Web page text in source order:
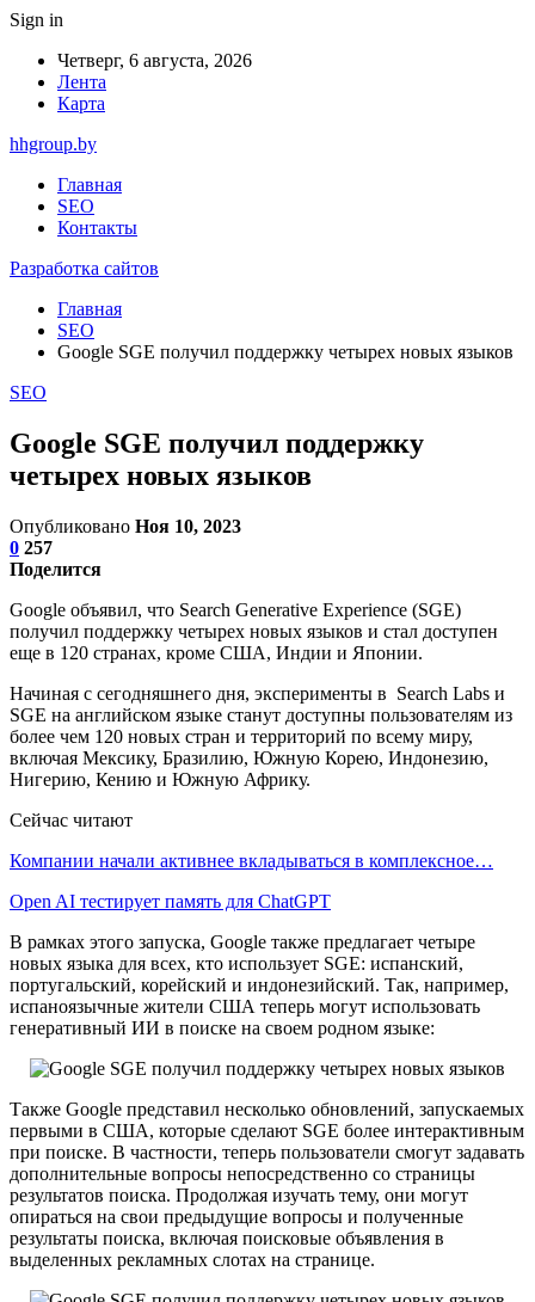
Sign in
Четверг, 6 августа, 2026
Лента
Карта
hhgroup.by
Главная
SEO
Контакты
Разработка сайтов
Главная
SEO
Google SGE получил поддержку четырех новых языков
SEO
Google SGE получил поддержку
четырех новых языков
Опубликовано Ноя 10, 2023
0 257
Поделится
Google объявил, что Search Generative Experience (SGE)
получил поддержку четырех новых языков и стал доступен
еще в 120 странах, кроме США, Индии и Японии.
Начиная с сегодняшнего дня, эксперименты в Search Labs и
SGE на английском языке станут доступны пользователям из
более чем 120 новых стран и территорий по всему миру,
включая Мексику, Бразилию, Южную Корею, Индонезию,
Нигерию, Кению и Южную Африку.
Сейчас читают
Компании начали активнее вкладываться в комплексное…
Open AI тестирует память для ChatGPT
В рамках этого запуска, Google также предлагает четыре
новых языка для всех, кто использует SGE: испанский,
португальский, корейский и индонезийский. Так, например,
испаноязычные жители США теперь могут использовать
генеративный ИИ в поиске на своем родном языке:
Также Google представил несколько обновлений, запускаемых
первыми в США, которые сделают SGE более интерактивным
при поиске. В частности, теперь пользователи смогут задавать
дополнительные вопросы непосредственно со страницы
результатов поиска. Продолжая изучать тему, они могут
опираться на свои предыдущие вопросы и полученные
результаты поиска, включая поисковые объявления в
выделенных рекламных слотах на странице.